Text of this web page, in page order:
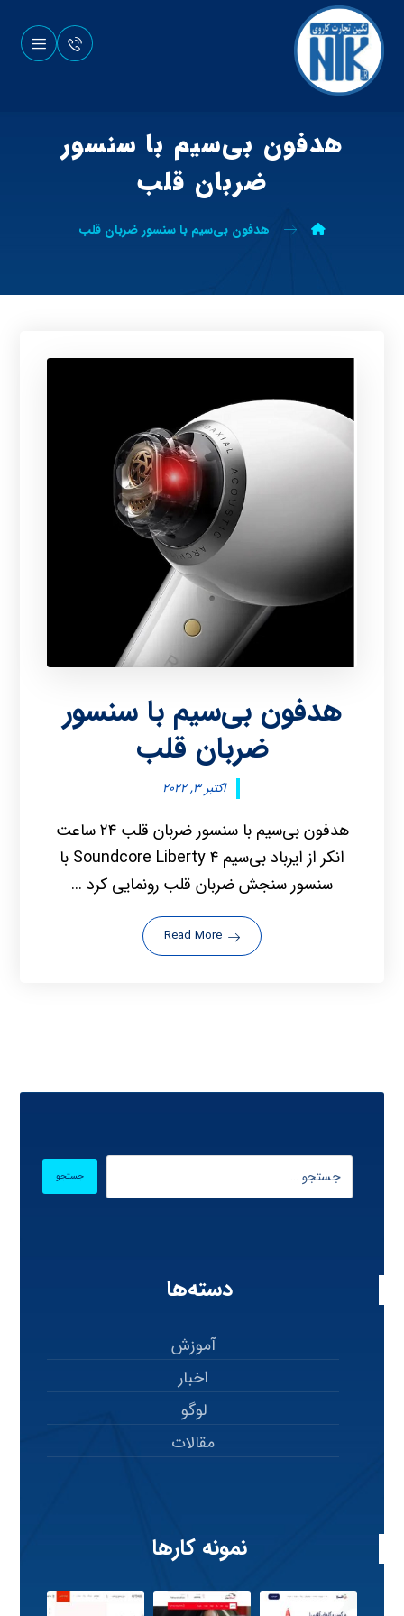
هدفون بی‌سیم با سنسور
ضربان قلب
هدفون بی‌سیم با سنسور ضربان قلب
هدفون بی‌سیم با سنسور
ضربان قلب
اکتبر ۳, ۲۰۲۲
هدفون بی‌سیم با سنسور ضربان قلب ۲۴ ساعت
انکر از ایرباد بی‌سیم Soundcore Liberty ۴ با
سنسور سنجش ضربان قلب رونمایی کرد ...
Read More
دسته‌ها
آموزش
اخبار
لوگو
مقالات
نمونه کارها